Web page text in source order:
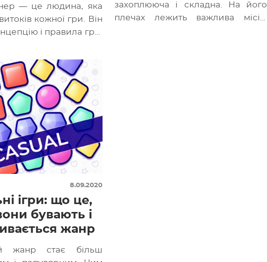
— це людина, яка
витоків кожної гри. Він
і правила гри,
захоплююча і складна. На його
плечах лежить важлива місія:
8.09.2020
ігри: що це,
бувають і
жанр
жанр стає більш